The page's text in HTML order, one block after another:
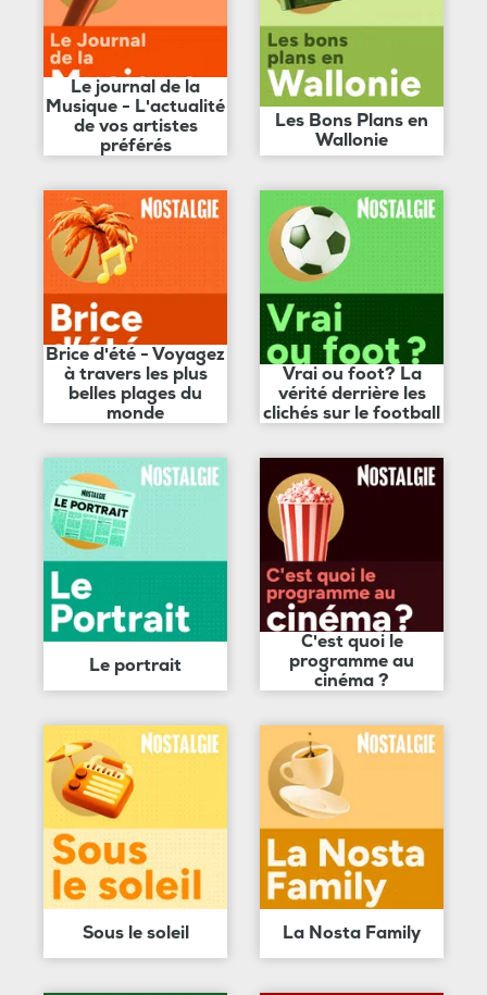
Le journal de la
Musique - L'actualité
de vos artistes
préférés
Les Bons Plans en
Wallonie
Brice d'été - Voyagez
à travers les plus
belles plages du
monde
Vrai ou foot? La
vérité derrière les
clichés sur le football
Le portrait
C'est quoi le
programme au
cinéma ?
Sous le soleil La Nosta Family